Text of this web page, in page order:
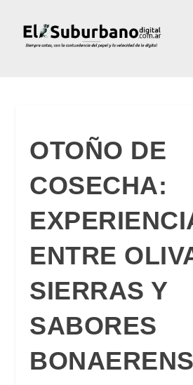
OTOÑO DE
COSECHA:
ENTRE
SIERRAS Y
SABORES